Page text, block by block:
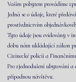
Vaším pobytem provádíme
Jedná se o údaje, které
prostřednictvím
Tyto údaje jsou evidovány v
dobu nám ukládající zákon
Cizinecké policii a
Pro zjednodušení ubytování
případnou návštěvu.